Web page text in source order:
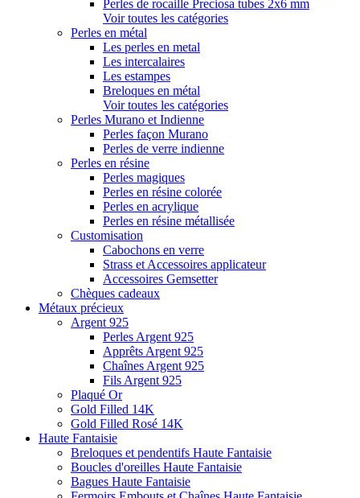
Perles de rocaille Preciosa tubes 2x6 mm
Voir toutes les catégories
Perles en métal
Les perles en metal
Les intercalaires
Les estampes
Breloques en métal
Voir toutes les catégories
Perles Murano et Indienne
Perles façon Murano
Perles de verre indienne
Perles en résine
Perles magiques
Perles en résine colorée
Perles en acrylique
Perles en résine métallisée
Customisation
Cabochons en verre
Strass et Accessoires applicateur
Accessoires Gemsetter
Chèques cadeaux
Métaux précieux
Argent 925
Perles Argent 925
Apprêts Argent 925
Chaînes Argent 925
Fils Argent 925
Plaqué Or
Gold Filled 14K
Gold Filled Rosé 14K
Haute Fantaisie
Breloques et pendentifs Haute Fantaisie
Boucles d'oreilles Haute Fantaisie
Bagues Haute Fantaisie